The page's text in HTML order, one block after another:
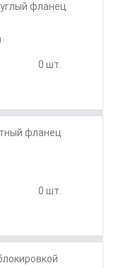
фланец
0 шт.
фланец
0 шт.